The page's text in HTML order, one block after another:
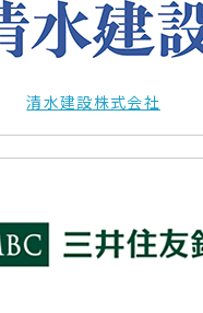
清水建設株式会社